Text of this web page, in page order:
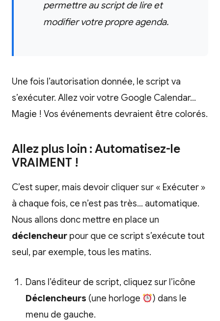
permettre au script de lire et
modifiervotre propreagenda.
Une fois l’autorisation donnée, le script va
s’exécuter. Allez voir votre Google Calendar…
Magie ! Vos événements devraient être colorés.
Allez plus loin : Automatisez-le
VRAIMENT !
C’est super, mais devoir cliquer sur « Exécuter »
à chaque fois, ce n’est pas très… automatique.
Nous allons donc mettre en place un
déclencheur pour que ce script s’exécute tout
seul, par exemple, tous les matins.
Dans l’éditeur de script, cliquez sur l’icône
Déclencheurs (une horloge
) dans le
menu de gauche.